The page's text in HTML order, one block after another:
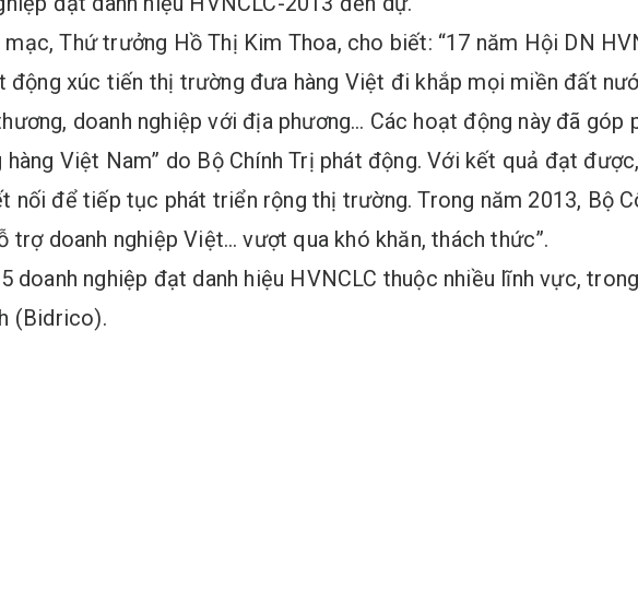
Thứ trưởng Hồ Thị Kim Thoa, cho biết: “17 năm Hội DN
động xúc tiến thị trường đưa hàng Việt đi khắp mọi miền đất
doanh nghiệp với địa phương… Các hoạt động này đã góp
Việt Nam” do Bộ Chính Trị phát động. Với kết quả đạt
nối để tiếp tục phát triển rộng thị trường. Trong năm 2013, Bộ
trợ doanh nghiệp Việt… vượt qua khó khăn, thách thức”.
doanh nghiệp đạt danh hiệu HVNCLC thuộc nhiều lĩnh vực,
(Bidrico).